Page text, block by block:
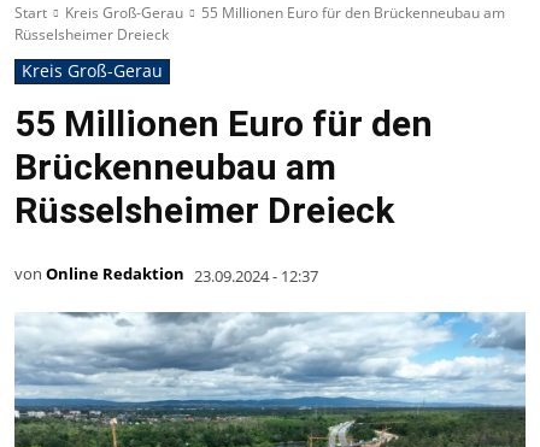
Start Kreis Groß-Gerau
55 Millionen Euro für den Brückenneubau am
Rüsselsheimer Dreieck
Kreis Groß-Gerau
55 Millionen Euro für den
Brückenneubau am
Rüsselsheimer Dreieck
von Online Redaktion 23.09.2024 - 12:37